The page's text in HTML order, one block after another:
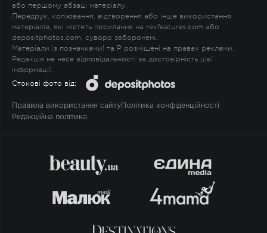
або першому абзаці матеріалу.
Передрук, копіювання, відтворення або інше використання
матеріалів, які містять посилання на rexfeatures.com або
depositphotos.com, суворо заборонені.
Матеріали із позначками! та P розміщені на правах реклами.
Редакція не несе відповідальності за достовірність цієї
інформації.
Стокові фото від:
Правила використання сайту Політика конфіденційності
Редакційна політика